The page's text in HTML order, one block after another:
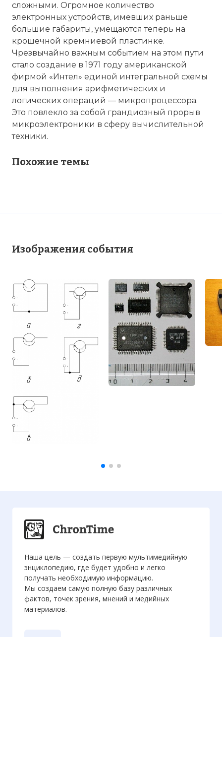
сложными. Огромное количество
электронных устройств, имевших раньше
большие габариты, умещаются теперь на
крошечной кремниевой пластинке.
Чрезвычайно важным событием на этом пути
стало создание в 1971 году американской
фирмой «Интел» единой интегральной схемы
для выполнения арифметических и
логических операций — микропроцессора.
Это повлекло за собой грандиозный прорыв
микроэлектроники в сферу вычислительной
техники.
Похожие темы
Изображения события
Наша цель — создать первую мультимедийную
энциклопедию, где будет удобно и легко
получать необходимую информацию.
Мы создаем самую полную базу различных
фактов, точек зрения, мнений и медийных
материалов.